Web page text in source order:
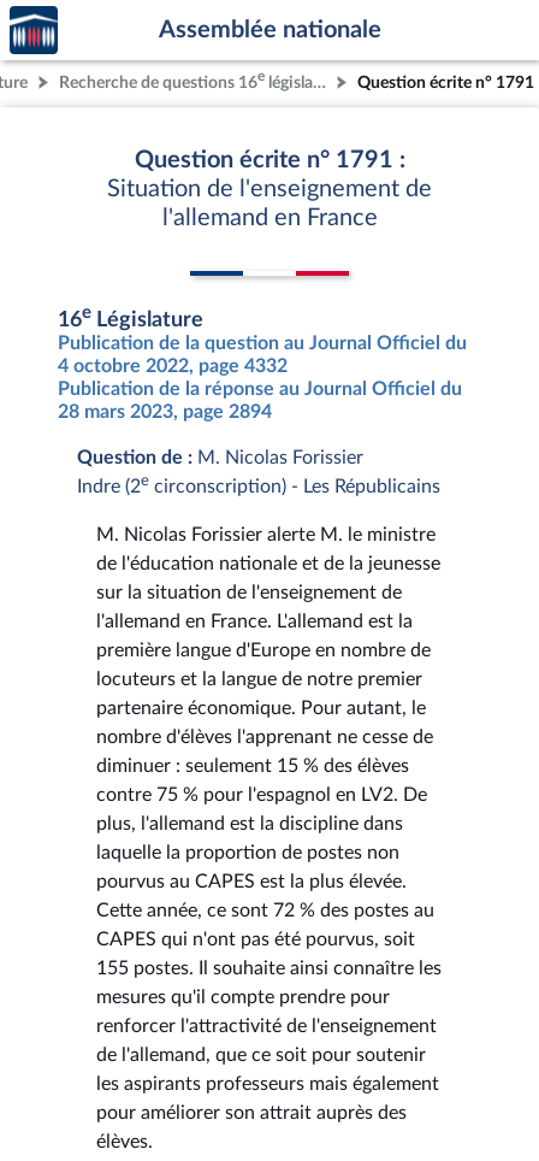
Aller au contenu
Aller en bas de la page
Accèder
à la
page
d'accueil
Assemblée nationale
Recherche de questions 16e législature Question écrite n° 1791
Question écrite n° 1791 :
Situation de l'enseignement de
l'allemand en France
16e Législature
Publication de la question au Journal Officiel du
4 octobre 2022, page 4332
Publication de la réponse au Journal Officiel du
28 mars 2023, page 2894
Question de : M. Nicolas Forissier
Indre (2e circonscription) - Les Républicains
M. Nicolas Forissier alerte M. le ministre
de l'éducation nationale et de la jeunesse
sur la situation de l'enseignement de
l'allemand en France. L'allemand est la
première langue d'Europe en nombre de
locuteurs et la langue de notre premier
partenaire économique. Pour autant, le
nombre d'élèves l'apprenant ne cesse de
diminuer : seulement 15 % des élèves
contre 75 % pour l'espagnol en LV2. De
plus, l'allemand est la discipline dans
laquelle la proportion de postes non
pourvus au CAPES est la plus élevée.
Cette année, ce sont 72 % des postes au
CAPES qui n'ont pas été pourvus, soit
155 postes. Il souhaite ainsi connaître les
mesures qu'il compte prendre pour
renforcer l'attractivité de l'enseignement
de l'allemand, que ce soit pour soutenir
les aspirants professeurs mais également
pour améliorer son attrait auprès des
élèves.